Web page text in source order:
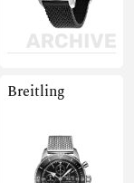
Breitling